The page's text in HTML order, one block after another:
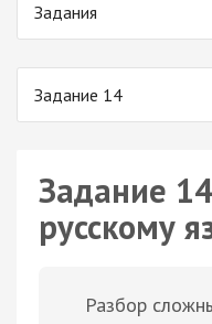
Задания
Задание 14
Задание
русскому
Разбор